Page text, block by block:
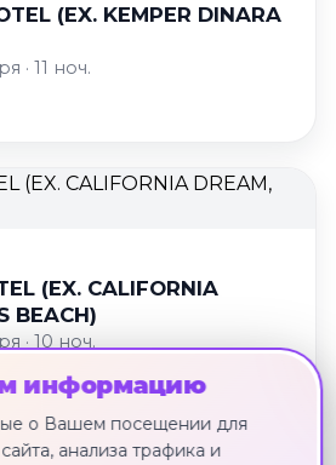
(EX. KEMPER DINARA
· 11 ноч.
(EX. CALIFORNIA
BEACH)
· 10 ноч.
информацию
о Вашем посещении для
анализа трафика и